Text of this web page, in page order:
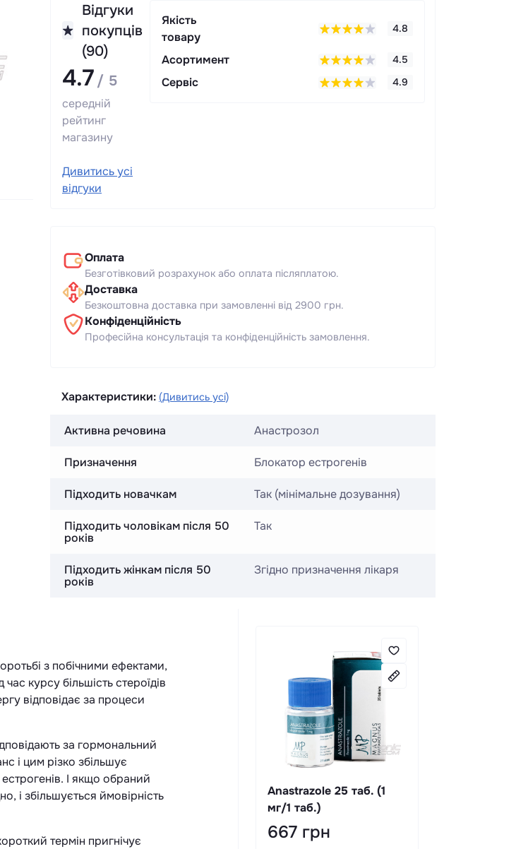
Відгуки
покупців
(90)
4.7 / 5
середній
рейтинг
магазину
Дивитись усі
відгуки
Якість
товару
4.8
Асортимент 4.5
Сервіс 4.9
Оплата
Безготівковий розрахунок або оплата післяплатою.
Доставка
Безкоштовна доставка при замовленні від 2900 грн.
Конфіденційність
Професійна консультація та конфіденційність замовлення.
Характеристики: (Дивитись усі)
Активна речовина Анастрозол
Призначення Блокатор естрогенів
Підходить новачкам Так (мінімальне дозування)
Підходить чоловікам після 50
років
Так
Підходить жінкам після 50
років
Згідно призначення лікаря
з побічними ефектами,
курсу більшість стероїдів
відповідає за процеси
за гормональний
і цим різко збільшує
І якщо обраний
і збільшується ймовірність
термін пригнічує
Anastrazole 25 таб. (1
мг/1 таб.)
667 грн